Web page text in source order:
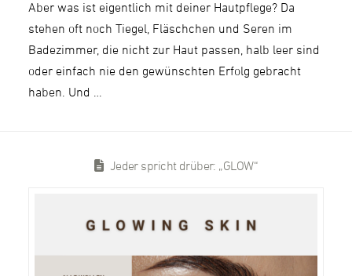
Aber was ist eigentlich mit deiner Hautpflege? Da
stehen oft noch Tiegel, Fläschchen und Seren im
Badezimmer, die nicht zur Haut passen, halb leer sind
oder einfach nie den gewünschten Erfolg gebracht
haben. Und …
Jeder spricht drüber: „GLOW“